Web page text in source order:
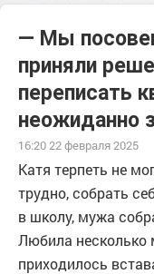
— Мы
приняли
переписать
неожиданно
16:20 22 февраля 2025
Катя терпеть не
трудно, собрать
в школу, мужа
Любила несколько
приходилось